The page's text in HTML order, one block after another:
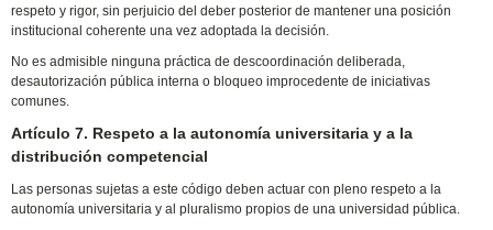
respeto y rigor, sin perjuicio del deber posterior de mantener una posición
institucional coherente una vez adoptada la decisión.
No es admisible ninguna práctica de descoordinación deliberada,
desautorización pública interna o bloqueo improcedente de iniciativas
comunes.
Artículo 7. Respeto a la autonomía universitaria y a la
distribución competencial
Las personas sujetas a este código deben actuar con pleno respeto a la
autonomía universitaria y al pluralismo propios de una universidad pública.